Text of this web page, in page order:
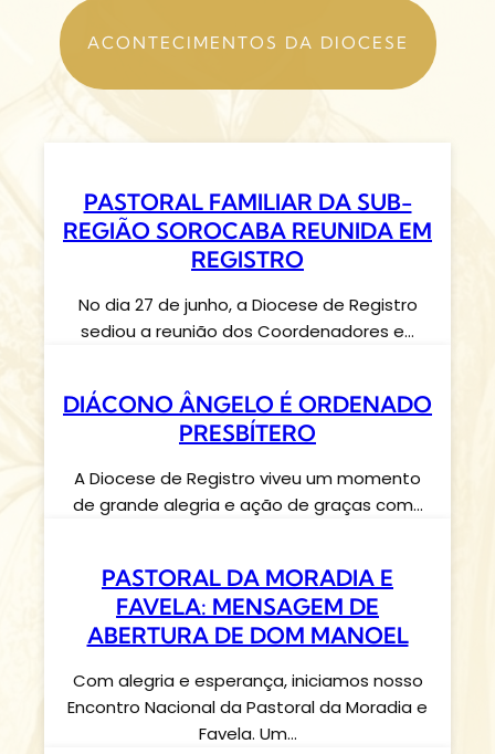
ACONTECIMENTOS DA DIOCESE
PASTORAL FAMILIAR DA SUB-
REGIÃO SOROCABA REUNIDA EM
REGISTRO
No dia 27 de junho, a Diocese de Registro
sediou a reunião dos Coordenadores e…
DIÁCONO ÂNGELO É ORDENADO
PRESBÍTERO
A Diocese de Registro viveu um momento
de grande alegria e ação de graças com…
PASTORAL DA MORADIA E
FAVELA: MENSAGEM DE
ABERTURA DE DOM MANOEL
Com alegria e esperança, iniciamos nosso
Encontro Nacional da Pastoral da Moradia e
Favela. Um…